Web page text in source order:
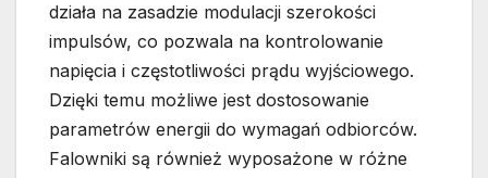
działa na zasadzie modulacji szerokości
impulsów, co pozwala na kontrolowanie
napięcia i częstotliwości prądu wyjściowego.
Dzięki temu możliwe jest dostosowanie
parametrów energii do wymagań odbiorców.
Falowniki są również wyposażone w różne